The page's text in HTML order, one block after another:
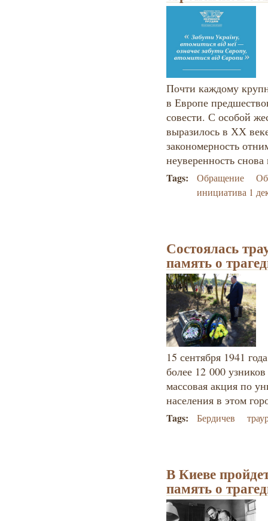
Почти каждому
в Европе
совести. С особой
выразилось в ХХ
закономерность
неуверенность
Tags: Обращение
Об
инициатива 1
Состоялась
память о
15 сентября 1941
более 12 000
массовая акция по
населения в этом
Tags: Бердичев
В Киеве
память о